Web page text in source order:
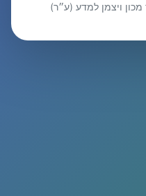
מכון ויצמן למדע (ע״ר)